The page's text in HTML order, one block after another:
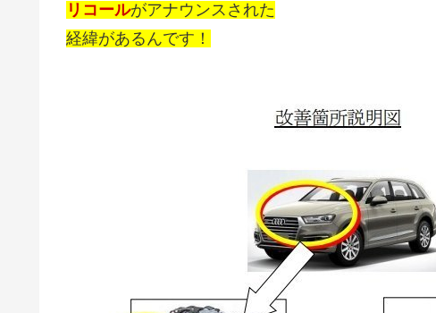
リコールがアナウンスされた
経緯があるんです！